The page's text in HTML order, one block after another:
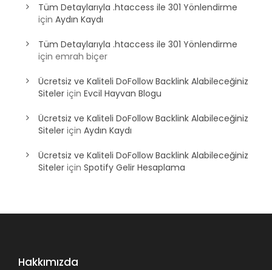
Tüm Detaylarıyla .htaccess ile 301 Yönlendirme
için Aydın Kaydı
Tüm Detaylarıyla .htaccess ile 301 Yönlendirme
için emrah biçer
Ücretsiz ve Kaliteli DoFollow Backlink Alabileceğiniz
Siteler için Evcil Hayvan Blogu
Ücretsiz ve Kaliteli DoFollow Backlink Alabileceğiniz
Siteler için Aydın Kaydı
Ücretsiz ve Kaliteli DoFollow Backlink Alabileceğiniz
Siteler için Spotify Gelir Hesaplama
Hakkımızda